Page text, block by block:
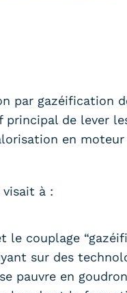
par gazéification
principal de lever
en moteur
visait à :
le couplage
sur des
pauvre en